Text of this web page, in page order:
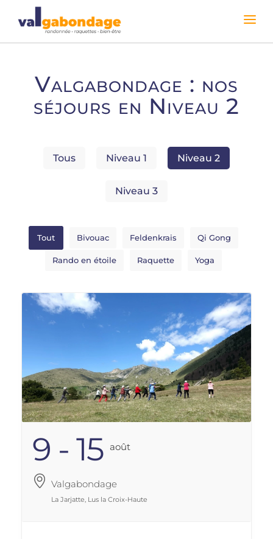
Valgabondage : nos
séjours en Niveau 2
Tous Niveau 1 Niveau 2
Niveau 3
Tout Bivouac Feldenkrais Qi Gong
Rando en étoile Raquette Yoga
9 - 15 Août
Valgabondage
La Jarjatte, Lus la Croix-Haute